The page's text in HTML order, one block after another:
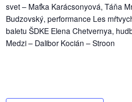
svet – Maťka Karácsonyová, Táňa
Budzovský, performance Les
baletu ŠDKE Elena Chetvernya,
Medzi – Dalibor Kocián – Stroon